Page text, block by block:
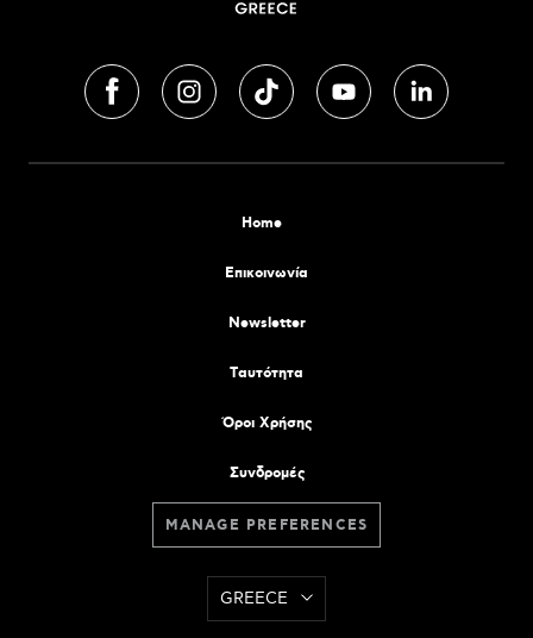
Home
Επικοινωνία
Newsletter
Tαυτότητα
Όροι Χρήσης
Συνδρομές
MANAGE PREFERENCES
GREECE